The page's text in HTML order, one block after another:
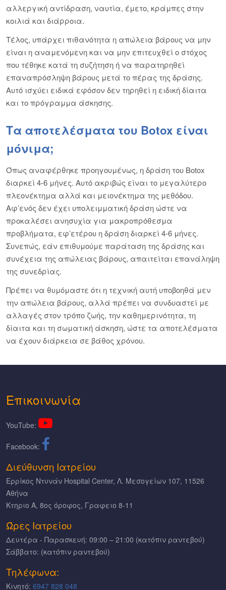
αλλεργική αντίδραση, ναυτία, έμετο, κράμπες στην
κοιλιά και διάρροια.
Τέλος, υπάρχει πιθανότητα η απώλεια βάρους να μην
είναι η αναμενόμενη και να μην επιτευχθεί ο στόχος
που τέθηκε κατά τη συζήτηση ή να παρατηρηθεί
επαναπρόσληψη βάρους μετά το πέρας της δράσης.
Αυτό ισχύει ειδικά εφόσον δεν τηρηθεί η ειδική δίαιτα
και το πρόγραμμα άσκησης.
Τα αποτελέσματα του Botox είναι
μόνιμα;
Όπως αναφέρθηκε προηγουμένως, η δράση του Botox
διαρκεί 4-6 μήνες. Αυτό ακριβώς είναι το μεγαλύτερο
πλεονέκτημα αλλά και μειονέκτημα της μεθόδου.
Αφ’ενός δεν έχει υπολειμματική δράση ώστε να
προκαλέσει ανησυχία για μακροπρόθεσμα
προβλήματα, εφ’ετέρου η δράση διαρκεί 4-6 μήνες.
Συνεπώς, εάν επιθυμούμε παράταση της δράσης και
συνέχεια της απώλειας βάρους, απαιτείται επανάληψη
της συνεδρίας.
Πρέπει να θυμόμαστε ότι η τεχνική αυτή υποβοηθά μεν
την απώλεια βάρους, αλλά πρέπει να συνδυαστεί με
αλλαγές στον τρόπο ζωής, την καθημερινότητα, τη
δίαιτα και τη σωματική άσκηση, ώστε τα αποτελέσματα
να έχουν διάρκεια σε βάθος χρόνου.
Eπικοινωνία
YouTube:
Facebook:
Διεύθυνση Ιατρείου
Ερρίκος Ντυνάν Hospital Center, Λ. Μεσογείων 107, 11526
Αθήνα
Κτηριο Α, 8ος όροφος, Γραφειο 8-11
Ώρες Ιατρείου
Δευτέρα - Παρασκευή: 09:00 – 21:00 (κατόπιν ραντεβού)
Σάββατο: (κατόπιν ραντεβού)
Τηλέφωνα:
Κινητό: 6947 828 048